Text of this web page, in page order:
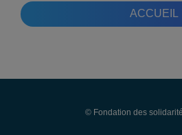
ACCUEIL
© Fondation des